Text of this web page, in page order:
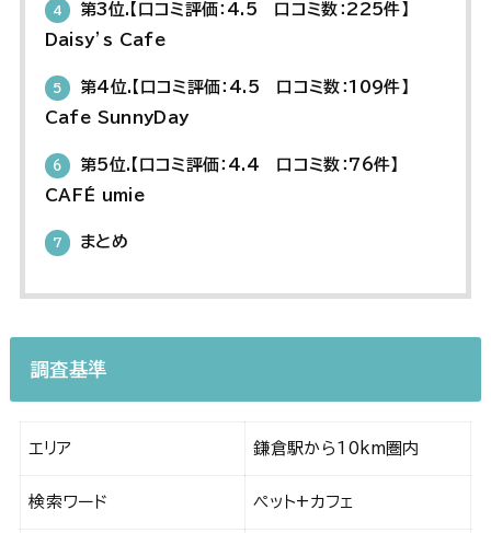
4
第3位.【口コミ評価：4.5 口コミ数：225件】
Daisy’s Cafe
5
第4位.【口コミ評価：4.5 口コミ数：109件】
Cafe SunnyDay
6
第5位.【口コミ評価：4.4 口コミ数：76件】
CAFÉ umie
7 まとめ
調査基準
エリア 鎌倉駅から10km圏内
検索ワード ペット+カフェ